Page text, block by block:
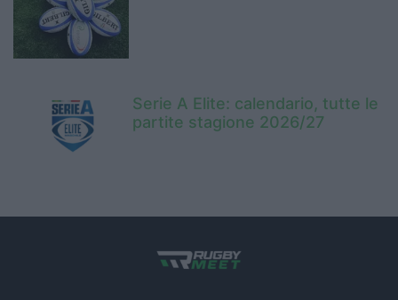
Serie A Elite: calendario, tutte le
partite stagione 2026/27